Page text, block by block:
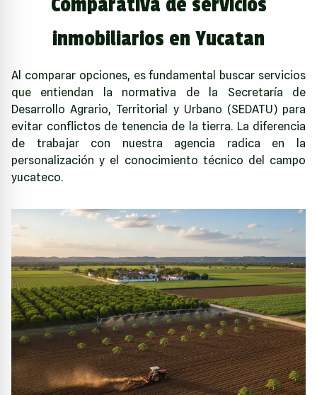
Comparativa de servicios
inmobiliarios en Yucatan
Al comparar opciones, es fundamental buscar servicios
que entiendan la normativa de la Secretaría de
Desarrollo Agrario, Territorial y Urbano (SEDATU)para
evitar conflictos de tenencia de la tierra. La diferencia
de trabajar con nuestra agencia radica en la
personalización y el conocimiento técnico del campo
yucateco.